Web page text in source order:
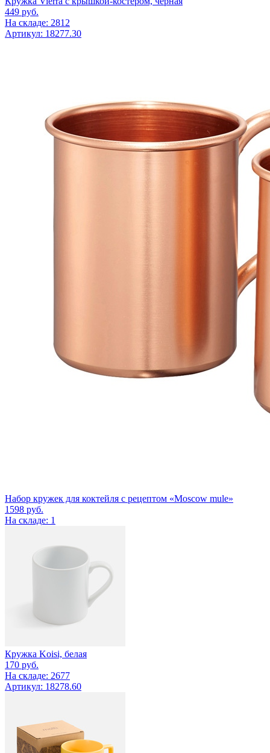
449 руб.
На складе: 2812
Артикул: 18277.30
Набор кружек для коктейля с рецептом «Moscow mule»
1598 руб.
На складе: 1
Кружка Koisi, белая
170 руб.
На складе: 2677
Артикул: 18278.60